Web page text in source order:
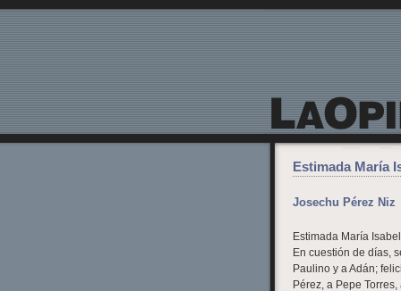
Estimada María
Josechu Pérez Niz
Estimada María
En cuestión de días,
Paulino y a Adán;
Pérez, a Pepe